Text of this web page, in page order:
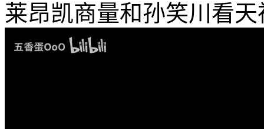
莱昂凯商量和孙笑川看